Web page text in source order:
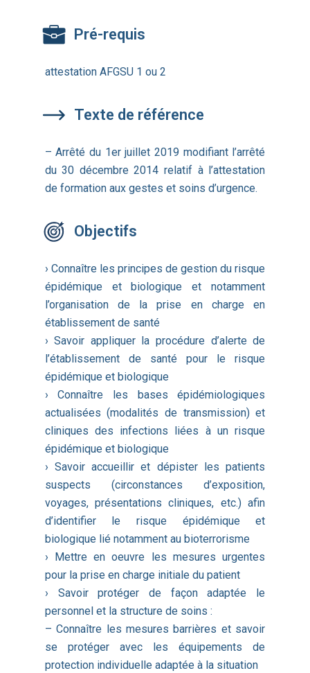
Pré-requis
attestation AFGSU 1 ou 2
Texte de référence
– Arrêté du 1er juillet 2019 modifiant l’arrêté
du 30 décembre 2014 relatif à l’attestation
de formation aux gestes et soins d’urgence.
Objectifs
› Connaître les principes de gestion du risque
épidémique et biologique et notamment
l’organisation de la prise en charge en
établissement de santé
› Savoir appliquer la procédure d’alerte de
l’établissement de santé pour le risque
épidémique et biologique
› Connaître les bases épidémiologiques
actualisées (modalités de transmission) et
cliniques des infections liées à un risque
épidémique et biologique
› Savoir accueillir et dépister les patients
suspects (circonstances d’exposition,
voyages, présentations cliniques, etc.) afin
d’identifier le risque épidémique et
biologique lié notamment au bioterrorisme
› Mettre en oeuvre les mesures urgentes
pour la prise en charge initiale du patient
› Savoir protéger de façon adaptée le
personnel et la structure de soins :
– Connaître les mesures barrières et savoir
se protéger avec les équipements de
protection individuelle adaptée à la situation